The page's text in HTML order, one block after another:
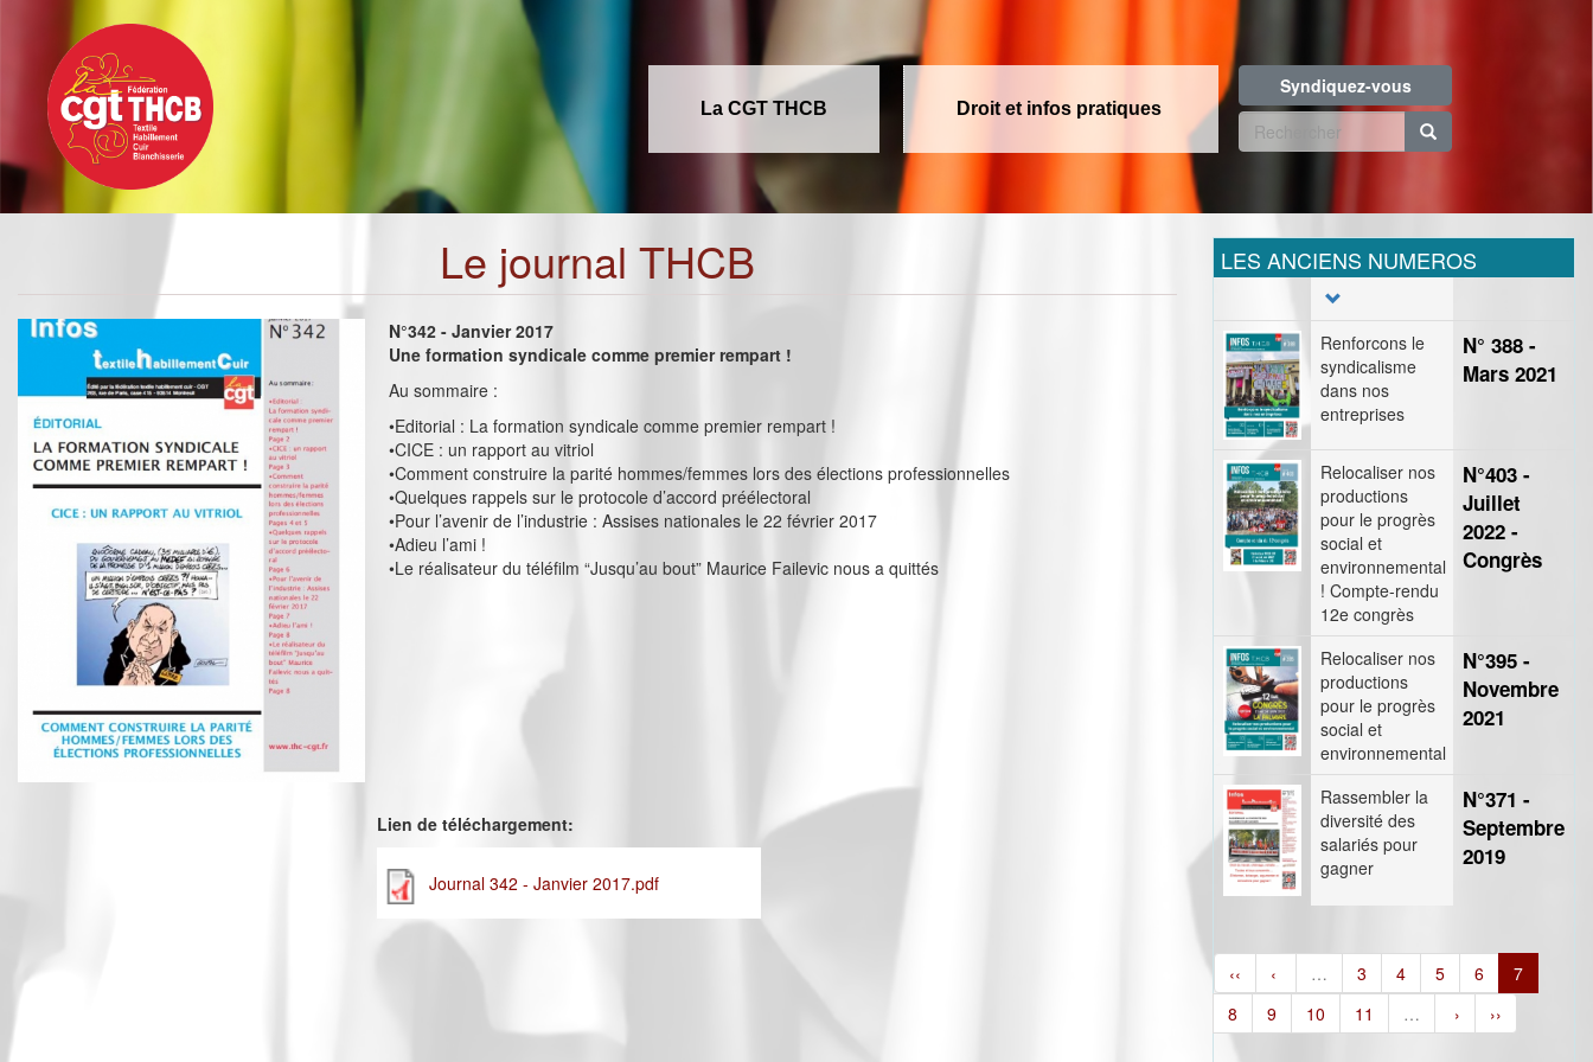
contenu
principal
La CGT THCB Droit et infos pratiques
Syndiquez-vous
Formulaire
recherche
Le journal THCB
N°342 - Janvier 2017
Une formation syndicale comme premier rempart !
Au sommaire :
•Editorial : La formation syndicale comme premier rempart !
•CICE : un rapport au vitriol
•Comment construire la parité hommes/femmes lors des élections professionnelles
•Quelques rappels sur le protocole d’accord préélectoral
•Pour l’avenir de l’industrie : Assises nationales le 22 février 2017
•Adieu l’ami !
•Le réalisateur du téléfilm “Jusqu’au bout” Maurice Failevic nous a quittés
Lien de téléchargement:
Journal 342 - Janvier 2017.pdf
LES ANCIENS NUMEROS
Renforcons le
syndicalisme
dans nos
entreprises
N° 388 -
Mars 2021
Relocaliser nos
productions
pour le progrès
social et
environnemental
! Compte-rendu
12e congrès
N°403 -
Juillet
2022 -
Congrès
Relocaliser nos
productions
pour le progrès
social et
environnemental
N°395 -
Novembre
2021
Rassembler la
diversité des
salariés pour
gagner
N°371 -
Septembre
2019
‹‹ ‹ … 3 4 5 6
7
8
9 10 11 … › ››